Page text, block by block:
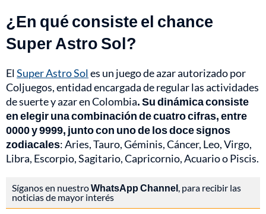
¿En qué consiste el chance
Super Astro Sol?
ElSuper Astro Soles un juego de azar autorizado por
Coljuegos, entidad encargada de regular las actividades
de suerte y azar en Colombia. Su dinámica consiste
en elegir una combinación de cuatro cifras, entre
0000 y 9999, junto con uno de los doce signos
zodiacales: Aries, Tauro, Géminis, Cáncer, Leo, Virgo,
Libra, Escorpio, Sagitario, Capricornio, Acuario o Piscis.
Síganos en nuestroWhatsApp Channel, para recibir las
noticias de mayor interés